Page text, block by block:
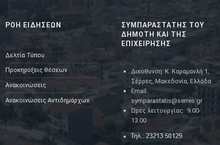
ΡΟΗ ΕΙΔΗΣΕΩΝ
Δελτία Τύπου
Προκηρύξεις θέσεων
Ανακοινώσεις
Ανακοινώσεις Αντιδημάρχων
ΣΥΜΠΑΡΑΣΤΑΤΗΣ ΤΟΥ
ΔΗΜΟΤΗ ΚΑΙ ΤΗΣ
ΕΠΙΧΕΙΡΗΣΗΣ
Διεύθυνση: Κ. Καραμανλή 1,
Σέρρες, Μακεδονία, Ελλάδα
Email:
symparastatis@serres.gr
Ώρες λειτουργίας: 9.00-
13.00